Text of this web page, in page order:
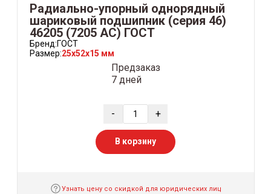
Радиально-упорный однорядный
шариковый подшипник (серия 46)
46205 (7205 AC) ГОСТ
Бренд:ГОСТ
Размер:25x52x15 мм
Предзаказ
7 дней
- +
В корзину
Узнать цену со скидкой для юридических лиц